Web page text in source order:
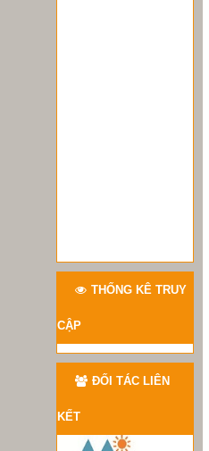
THỐNG KÊ TRUY
CẬP
ĐỐI TÁC LIÊN
KẾT